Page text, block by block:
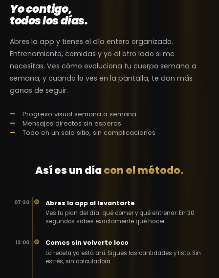
Yo contigo,
todos los días.
Abres la app y tienes el día entero organizado.
Entrenamiento, comidas y yo al otro lado si me
necesitas. Ves cómo evoluciona tu cuerpo semana a
semana, y cuando lo ves en la pantalla, te dan más
ganas de seguir.
Progreso visual semana a semana
Mensajes directos sin esperas
Todo en un solo sitio, sin complicaciones
Así es un díacon el método.
07:30 Abres la app al levantarte
Ves tu plan del día: qué comer y qué entrenar. En 30
segundos sabes exactamente qué hacer.
13:00 Comes sin volverte loco
La receta ya está ahí. Sigues las cantidades y listo. Sin
estrés, sin calculadora.